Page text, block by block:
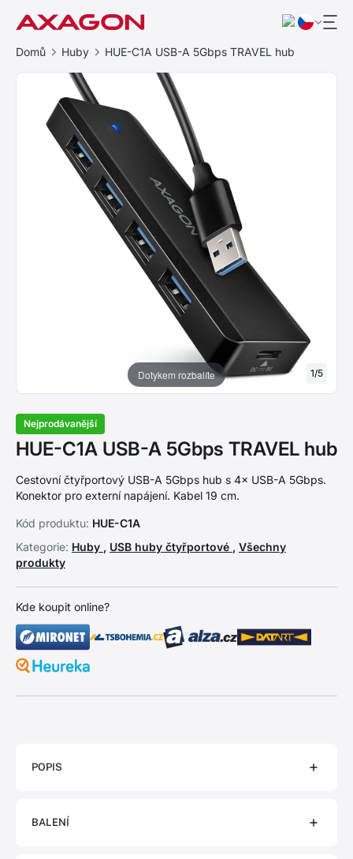
Domů Huby HUE-C1A USB-A 5Gbps TRAVEL hub
Dotykem rozbalíte 1/5
Nejprodávanější
HUE-C1A USB-A 5Gbps TRAVEL hub
Cestovní čtyřportový USB-A 5Gbps hub s 4× USB-A 5Gbps.
Konektor pro externí napájení. Kabel 19 cm.
Kód produktu: HUE-C1A
Kategorie: Huby , USB huby čtyřportové , Všechny
produkty
Kde koupit online?
POPIS
BALENÍ